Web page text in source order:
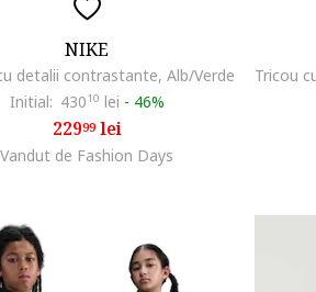
NIKE
detalii contrastante, Alb/Verde
Initial: 43010 lei - 46%
22999lei
Vandut de Fashion Days